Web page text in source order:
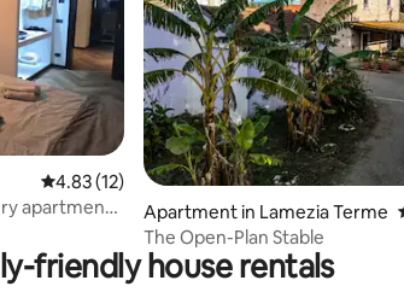
4.83 out of 5 average rating, 12 reviews
4.83 (12)
apartment
Apartment in Lamezia Terme
The Open-Plan Stable
friendly house rentals